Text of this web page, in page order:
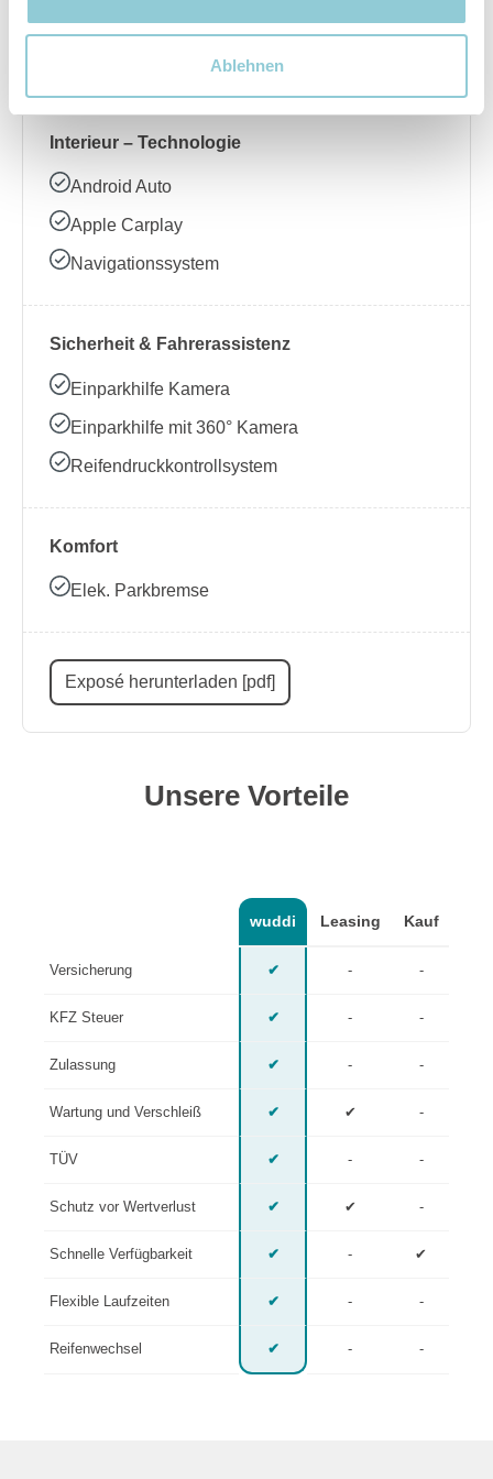
Ablehnen
Beheizbares Lenkrad
Interieur – Technologie
Android Auto
Apple Carplay
Navigationssystem
Sicherheit & Fahrerassistenz
Einparkhilfe Kamera
Einparkhilfe mit 360° Kamera
Reifendruckkontrollsystem
Komfort
Elek. Parkbremse
Exposé herunterladen [pdf]
Unsere Vorteile
wuddi Leasing Kauf
Versicherung ✔ - -
KFZ Steuer ✔ - -
Zulassung ✔ - -
Wartung und Verschleiß ✔ ✔ -
TÜV ✔ - -
Schutz vor Wertverlust ✔ ✔ -
Schnelle Verfügbarkeit ✔ - ✔
Flexible Laufzeiten ✔ - -
Reifenwechsel ✔ - -